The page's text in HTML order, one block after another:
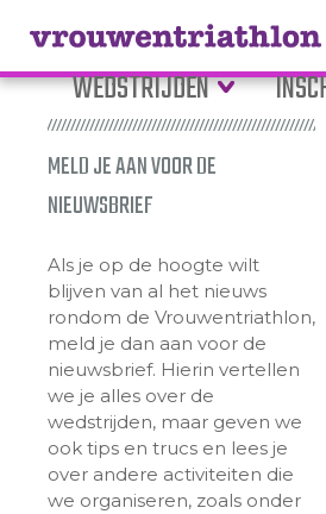
WEDSTRIJDEN
MELD JE AAN VOOR DE
NIEUWSBRIEF
Als je op de hoogte wilt
blijven van al het nieuws
rondom de Vrouwentriathlon,
meld je dan aan voor de
nieuwsbrief. Hierin vertellen
we je alles over de
wedstrijden, maar geven we
ook tips en trucs en lees je
over andere activiteiten die
we organiseren, zoals onder